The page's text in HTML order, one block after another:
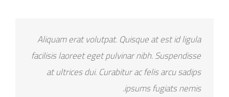
Aliquam erat volutpat. Quisque at est id ligula
facilisis laoreet eget pulvinar nibh. Suspendisse
at ultrices dui. Curabitur ac felis arcu sadips
ipsums fugiats nemis.